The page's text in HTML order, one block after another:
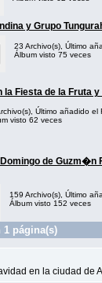
y Grupo
23 Archivo(s), Último
Álbum visto 75 veces
la Fiesta de la Fruta
Último añadido
visto 62 veces
de Guzm�n
159 Archivo(s), Último
Álbum visto 152 veces
1 página(s)
en la ciudad de